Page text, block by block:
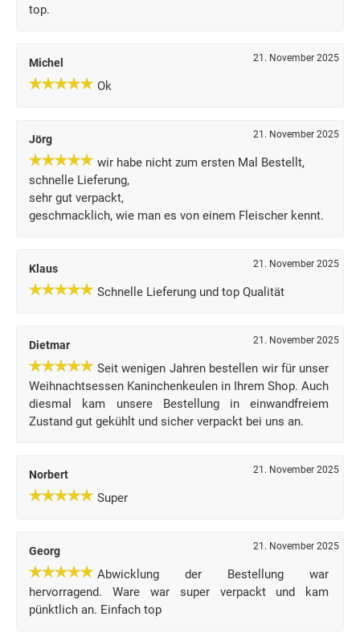
top.
Michel 21. November 2025
Ok
Jörg 21. November 2025
wir habe nicht zum ersten Mal Bestellt,
schnelle Lieferung,
sehr gut verpackt,
geschmacklich, wie man es von einem Fleischer kennt.
Klaus 21. November 2025
Schnelle Lieferung und top Qualität
Dietmar 21. November 2025
Seit wenigen Jahren bestellen wir für unser
Weihnachtsessen Kaninchenkeulen in Ihrem Shop. Auch
diesmal kam unsere Bestellung in einwandfreiem
Zustand gut gekühlt und sicher verpackt bei uns an.
Norbert 21. November 2025
Super
Georg 21. November 2025
Abwicklung der Bestellung war
hervorragend. Ware war super verpackt und kam
pünktlich an. Einfach top